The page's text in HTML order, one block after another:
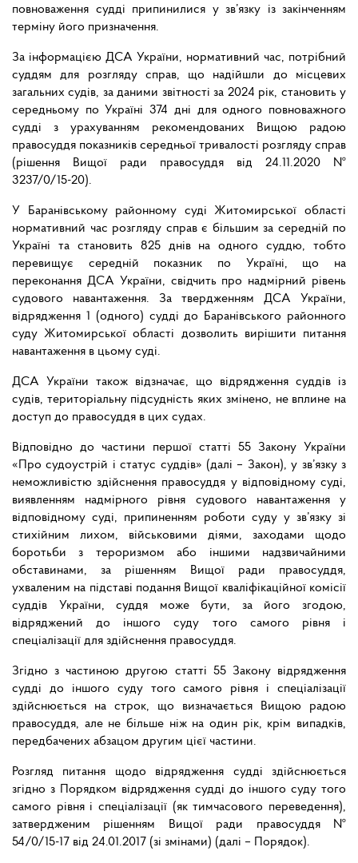
повноваження судді припинилися у зв’язку із закінченням
терміну його призначення.
За інформацією ДСА України, нормативний час, потрібний
суддям для розгляду справ, що надійшли до місцевих
загальних судів, за даними звітності за 2024 рік, становить у
середньому по Україні 374 дні для одного повноважного
судді з урахуванням рекомендованих Вищою радою
правосуддя показників середньої тривалості розгляду справ
(рішення Вищої ради правосуддя від 24.11.2020 №
3237/0/15-20).
У Баранівському районному суді Житомирської області
нормативний час розгляду справ є більшим за середній по
Україні та становить 825 днів на одного суддю, тобто
перевищує середній показник по Україні, що на
переконання ДСА України, свідчить про надмірний рівень
судового навантаження. За твердженням ДСА України,
відрядження 1 (одного) судді до Баранівського районного
суду Житомирської області дозволить вирішити питання
навантаження в цьому суді.
ДСА України також відзначає, що відрядження суддів із
судів, територіальну підсудність яких змінено, не вплине на
доступ до правосуддя в цих судах.
Відповідно до частини першої статті 55 Закону України
«Про судоустрій і статус суддів» (далі – Закон), у зв’язку з
неможливістю здійснення правосуддя у відповідному суді,
виявленням надмірного рівня судового навантаження у
відповідному суді, припиненням роботи суду у зв’язку зі
стихійним лихом, військовими діями, заходами щодо
боротьби з тероризмом або іншими надзвичайними
обставинами, за рішенням Вищої ради правосуддя,
ухваленим на підставі подання Вищої кваліфікаційної комісії
суддів України, суддя може бути, за його згодою,
відряджений до іншого суду того самого рівня і
спеціалізації для здійснення правосуддя.
Згідно з частиною другою статті 55 Закону відрядження
судді до іншого суду того самого рівня і спеціалізації
здійснюється на строк, що визначається Вищою радою
правосуддя, але не більше ніж на один рік, крім випадків,
передбачених абзацом другим цієї частини.
Розгляд питання щодо відрядження судді здійснюється
згідно з Порядком відрядження судді до іншого суду того
самого рівня і спеціалізації (як тимчасового переведення),
затвердженим рішенням Вищої ради правосуддя №
54/0/15-17 від 24.01.2017 (зі змінами) (далі – Порядок).